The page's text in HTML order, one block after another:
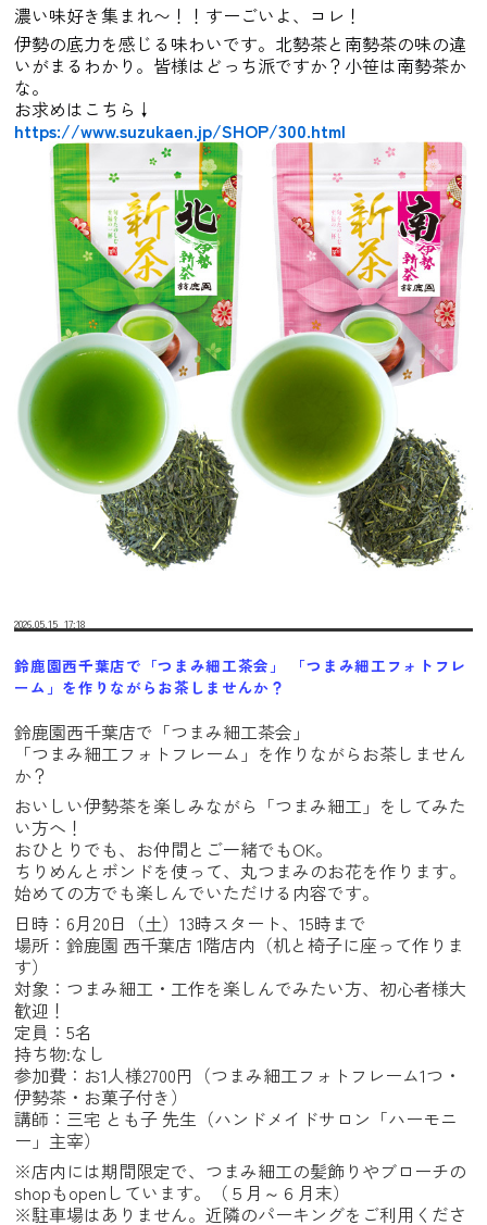
濃い味好き集まれ〜！！すーごいよ、コレ！
伊勢の底力を感じる味わいです。北勢茶と南勢茶の味の違
いがまるわかり。皆様はどっち派ですか？小笹は南勢茶か
な。
お求めはこちら↓
https://www.suzukaen.jp/SHOP/300.html
2026.05.15 17:18
鈴鹿園西千葉店で「つまみ細工茶会」 「つまみ細工フォトフレ
ーム」を作りながらお茶しませんか？
鈴鹿園西千葉店で「つまみ細工茶会」
「つまみ細工フォトフレーム」を作りながらお茶しません
か？
おいしい伊勢茶を楽しみながら「つまみ細工」をしてみた
い方へ！
おひとりでも、お仲間とご一緒でもOK。
ちりめんとボンドを使って、丸つまみのお花を作ります。
始めての方でも楽しんでいただける内容です。
日時：6月20日（土）13時スタート、15時まで
場所：鈴鹿園 西千葉店 1階店内（机と椅子に座って作りま
す）
対象：つまみ細工・工作を楽しんでみたい方、初心者様大
歓迎！
定員：5名
持ち物:なし
参加費：お1人様2700円（つまみ細工フォトフレーム1つ・
伊勢茶・お菓子付き）
講師：三宅 とも子 先生（ハンドメイドサロン「ハーモニ
ー」主宰）
※店内には期間限定で、つまみ細工の髪飾りやブローチの
shopもopenしています。（５月～６月末）
※駐車場はありません。近隣のパーキングをご利用くださ